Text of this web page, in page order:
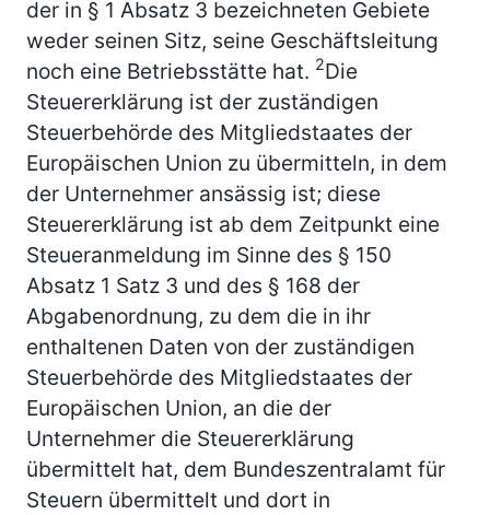
der in § 1 Absatz 3 bezeichneten Gebiete
weder seinen Sitz, seine Geschäftsleitung
noch eine Betriebsstätte hat. 2Die
Steuererklärung ist der zuständigen
Steuerbehörde des Mitgliedstaates der
Europäischen Union zu übermitteln, in dem
der Unternehmer ansässig ist; diese
Steuererklärung ist ab dem Zeitpunkt eine
Steueranmeldung im Sinne des § 150
Absatz 1 Satz 3 und des § 168 der
Abgabenordnung, zu dem die in ihr
enthaltenen Daten von der zuständigen
Steuerbehörde des Mitgliedstaates der
Europäischen Union, an die der
Unternehmer die Steuererklärung
übermittelt hat, dem Bundeszentralamt für
Steuern übermittelt und dort in